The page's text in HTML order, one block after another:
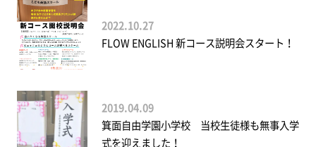
2022.10.27
FLOW ENGLISH 新コース説明会スタート！
2019.04.09
箕面自由学園小学校 当校生徒様も無事入学
式を迎えました！